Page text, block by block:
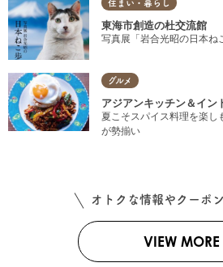
住まい・暮らし
東海市創造の杜交流館
写真展「岩合光昭の日本ね
グルメ
アジアンキッチン＆イン
夏こそスパイス料理を楽し
が勢揃い
オトクな情報やクーポ
VIEW MORE